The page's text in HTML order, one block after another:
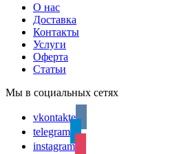
О нас
Доставка
Контакты
Услуги
Оферта
Статьи
Мы в социальных сетях
vkontakte
telegram
instagram